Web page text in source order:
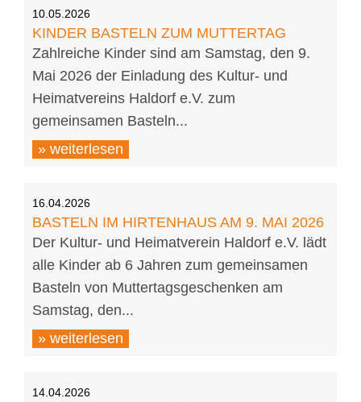
10.05.2026
KINDER BASTELN ZUM MUTTERTAG
Zahlreiche Kinder sind am Samstag, den 9.
Mai 2026 der Einladung des Kultur- und
Heimatvereins Haldorf e.V. zum
gemeinsamen Basteln...
» weiterlesen
16.04.2026
BASTELN IM HIRTENHAUS AM 9. MAI 2026
Der Kultur- und Heimatverein Haldorf e.V. lädt
alle Kinder ab 6 Jahren zum gemeinsamen
Basteln von Muttertagsgeschenken am
Samstag, den...
» weiterlesen
14.04.2026